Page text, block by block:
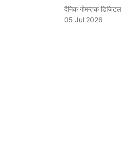
दैनिक गोमन्तक डिजिटल
05 Jul 2026